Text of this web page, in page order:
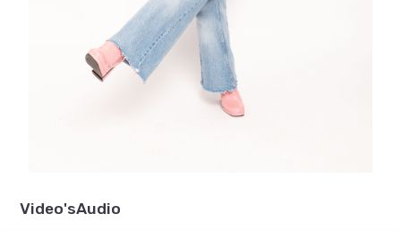
Video'sAudio